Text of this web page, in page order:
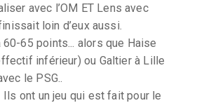
avec l’OM ET Lens avec
loin d’eux aussi.
65 points... alors que Haise
inférieur) ou Galtier à Lille
le PSG..
ont un jeu qui est fait pour le